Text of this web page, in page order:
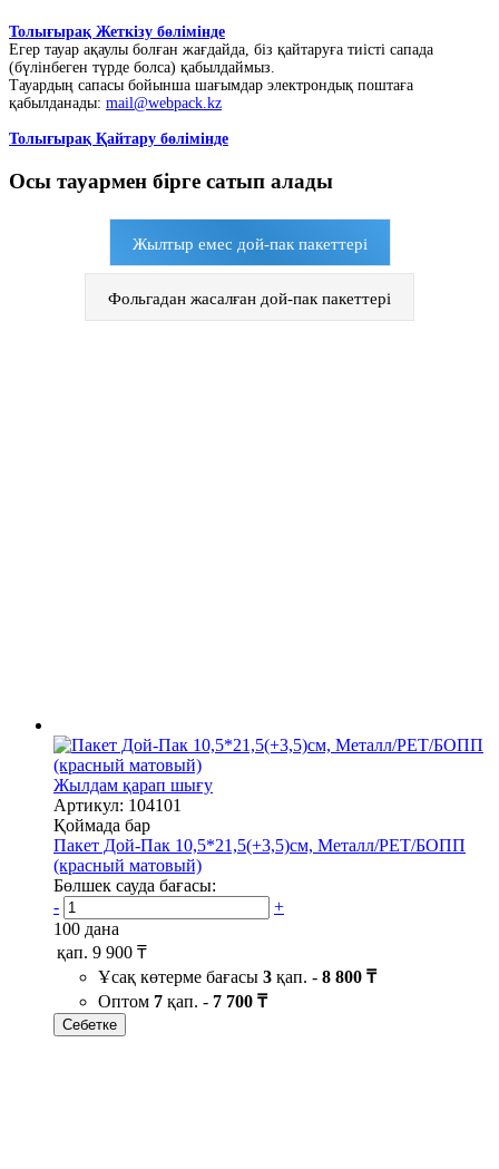
Толығырақ Жеткізу бөлімінде
Егер тауар ақаулы болған жағдайда, біз қайтаруға тиісті сапада
(бүлінбеген түрде болса) қабылдаймыз.
Тауардың сапасы бойынша шағымдар электрондық поштаға
қабылданады: mail@webpack.kz
Толығырақ Қайтару бөлімінде
Осы тауармен бірге сатып алады
Жылтыр емес дой-пак пакеттері
Фольгадан жасалған дой-пак пакеттері
Жылдам қарап шығу
Артикул: 104101
Қоймада бар
Пакет Дой-Пак 10,5*21,5(+3,5)см, Металл/PET/БОПП
(красный матовый)
Бөлшек сауда бағасы:
-
+
100 дана
қап. 9 900 ₸
Ұсақ көтерме бағасы 3 қап. - 8 800 ₸
Оптом 7 қап. - 7 700 ₸
Себетке